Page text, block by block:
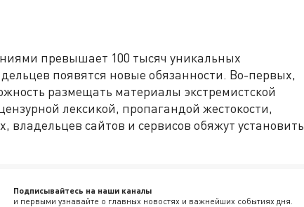
превышает 100 тысяч уникальных
появятся новые обязанности. Во-первых,
размещать материалы экстремистской
лексикой, пропагандой жестокости,
сайтов и сервисов обяжут установить
Подписывайтесь на наши каналы
и первыми узнавайте о главных новостях и важнейших событиях дня.